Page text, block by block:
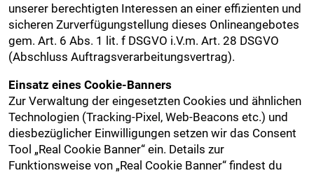
unserer berechtigten Interessen an einer effizienten und
sicheren Zurverfügungstellung dieses Onlineangebotes
gem. Art. 6 Abs. 1 lit. f DSGVO i.V.m. Art. 28 DSGVO
(Abschluss Auftragsverarbeitungsvertrag).
Einsatz eines Cookie-Banners
Zur Verwaltung der eingesetzten Cookies und ähnlichen
Technologien (Tracking-Pixel, Web-Beacons etc.) und
diesbezüglicher Einwilligungen setzen wir das Consent
Tool „Real Cookie Banner“ ein. Details zur
Funktionsweise von „Real Cookie Banner“ findest du